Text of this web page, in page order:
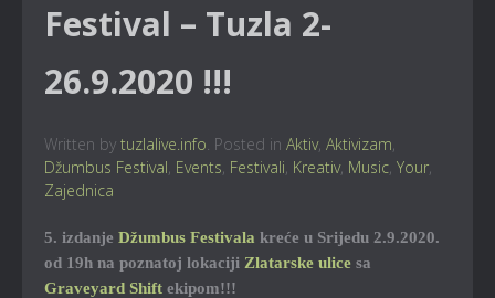
Festival – Tuzla 2-
26.9.2020 !!!
Written by tuzlalive.info. Posted in Aktiv, Aktivizam,
Džumbus Festival, Events, Festivali, Kreativ, Music, Your,
Zajednica
5. izdanje Džumbus Festivala kreće u Srijedu 2.9.2020.
od 19h na poznatoj lokaciji Zlatarske ulice sa
Graveyard Shift ekipom!!!